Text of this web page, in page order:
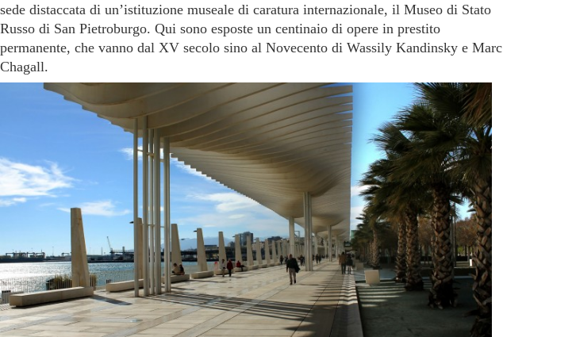
sede distaccata di un’istituzione museale di caratura internazionale, il Museo di Stato
Russo di San Pietroburgo. Qui sono esposte un centinaio di opere in prestito
permanente, che vanno dal XV secolo sino al Novecento di Wassily Kandinsky e Marc
Chagall.